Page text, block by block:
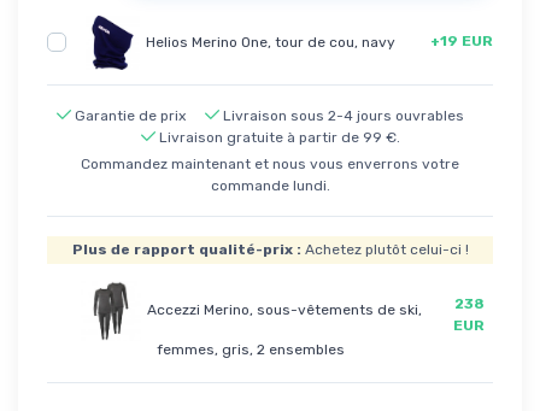
Helios Merino One, tour de cou, navy +19 EUR
Garantie de prix
Livraison sous 2-4 jours ouvrables
Livraison gratuite à partir de 99 €.
Commandez maintenant et nous vous enverrons votre
commande lundi.
Plus de rapport qualité-prix : Achetez plutôt celui-ci !
Accezzi Merino, sous-vêtements de ski,
femmes, gris, 2 ensembles
238
EUR